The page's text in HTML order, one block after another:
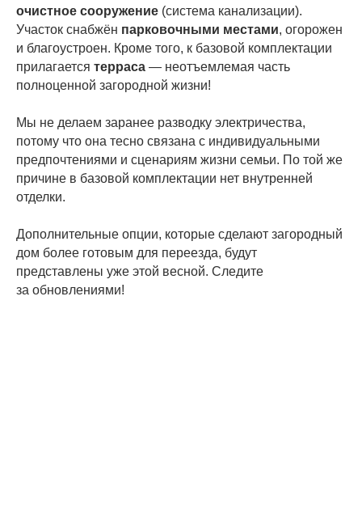
очистное сооружение (система канализации).
Участок снабжён парковочными местами, огорожен
и благоустроен. Кроме того, к базовой комплектации
прилагается терраса — неотъемлемая часть
полноценной загородной жизни!
Мы не делаем заранее разводку электричества,
потому что она тесно связана с индивидуальными
предпочтениями и сценариям жизни семьи. По той же
причине в базовой комплектации нет внутренней
отделки.
Дополнительные опции, которые сделают загородный
дом более готовым для переезда, будут
представлены уже этой весной. Следите
за обновлениями!